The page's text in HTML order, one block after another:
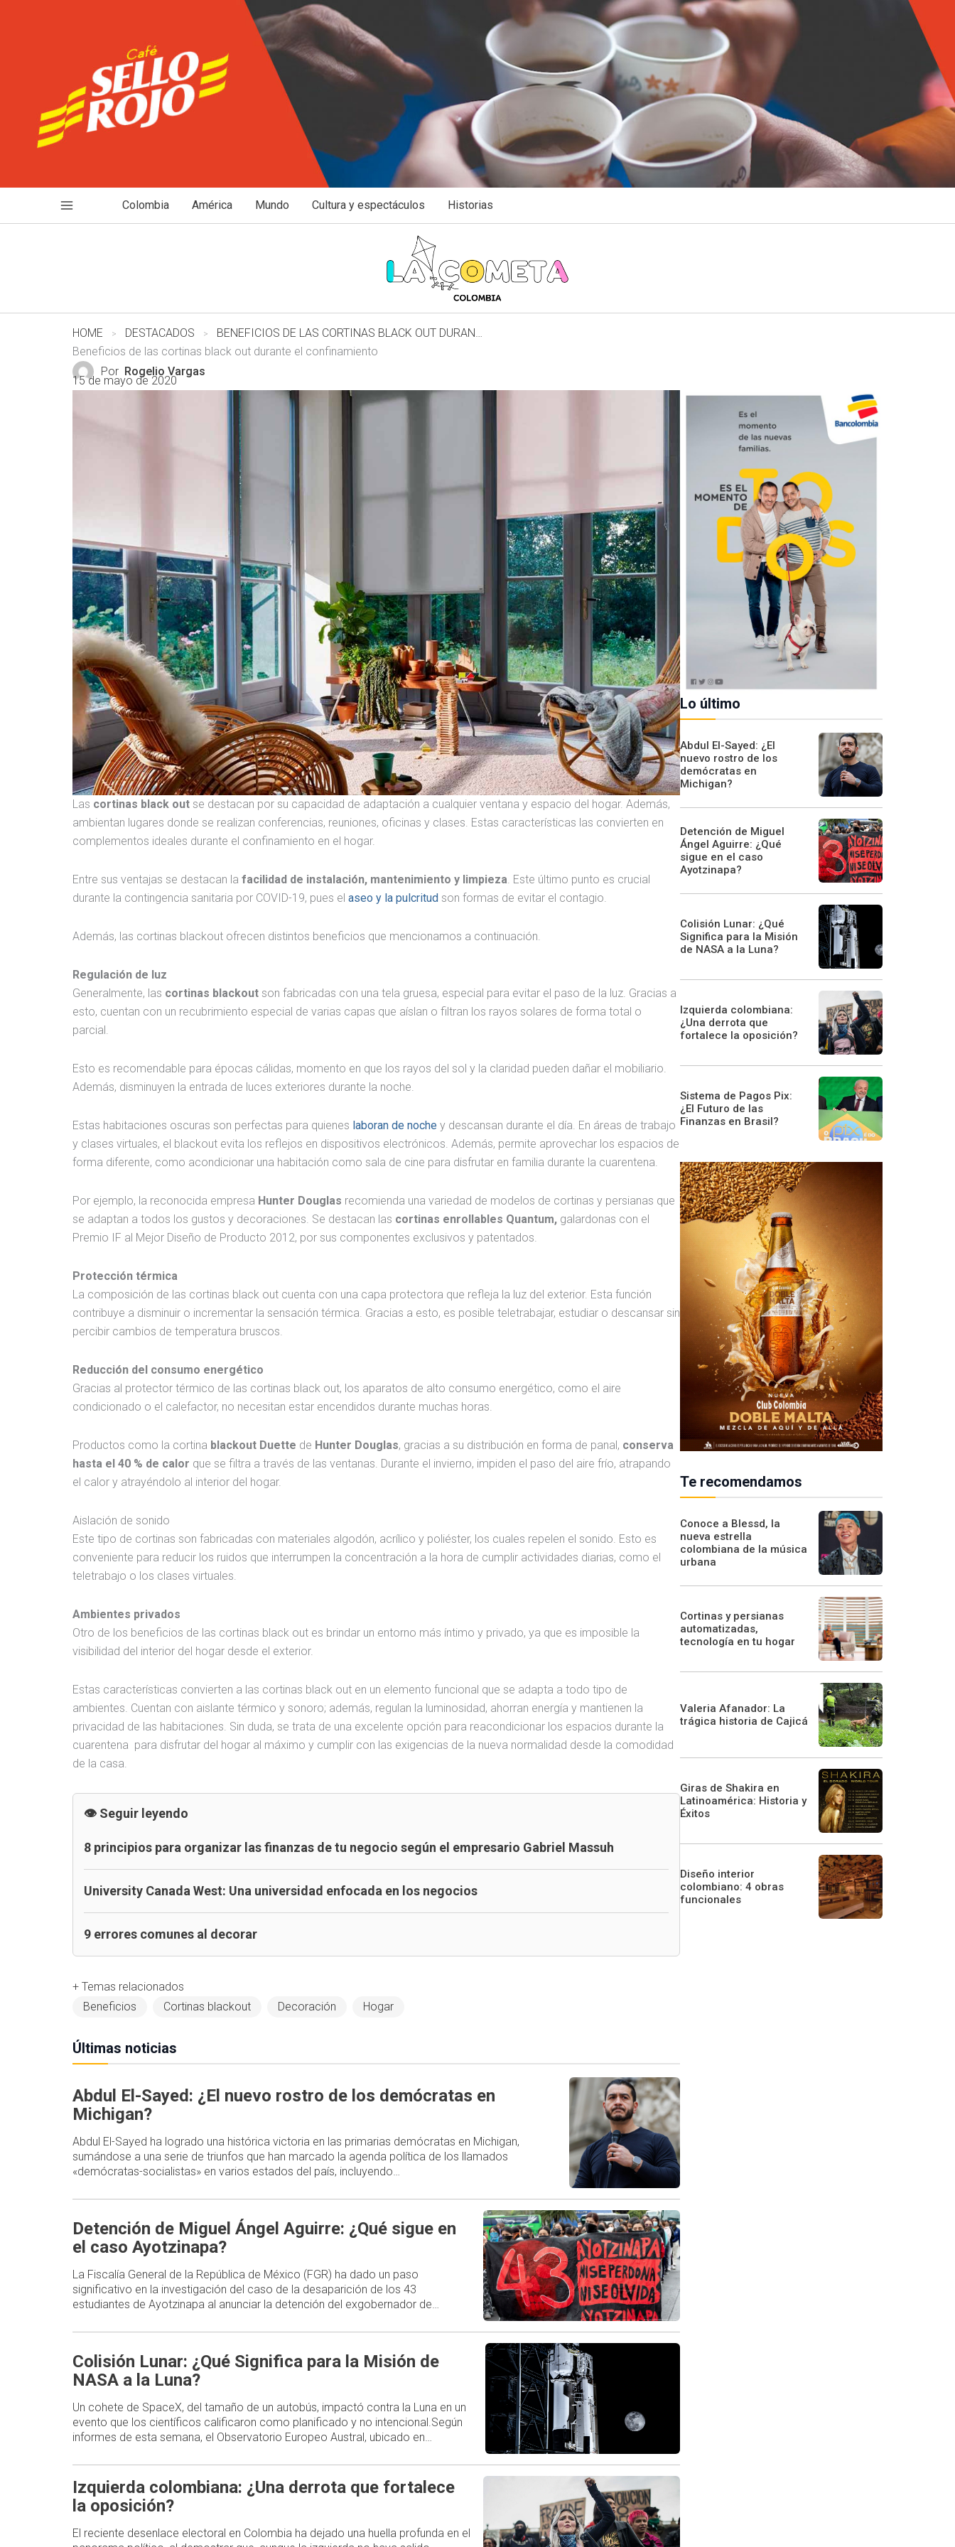
Colombia América Mundo Cultura y espectáculos Historias
HOME DESTACADOS
BENEFICIOS DE LAS CORTINAS BLACK OUT DURANTE EL CONFINAMIENTO
Beneficios de las cortinas black out durante el confinamiento
Por Rogelio Vargas
15 de mayo de 2020
Las cortinas black out se destacan por su capacidad de adaptación a cualquier ventana y espacio del hogar. Además,
ambientan lugares donde se realizan conferencias, reuniones, oficinas y clases. Estas características las convierten en
complementos ideales durante el confinamiento en el hogar.
Entre sus ventajas se destacan la facilidad de instalación, mantenimiento y limpieza. Este último punto es crucial
durante la contingencia sanitaria por COVID-19, pues el aseo y la pulcritud son formas de evitar el contagio.
Además, las cortinas blackout ofrecen distintos beneficios que mencionamos a continuación.
Regulación de luz
Generalmente, las cortinas blackout son fabricadas con una tela gruesa, especial para evitar el paso de la luz. Gracias a
esto, cuentan con un recubrimiento especial de varias capas que aíslan o filtran los rayos solares de forma total o
parcial.
Esto es recomendable para épocas cálidas, momento en que los rayos del sol y la claridad pueden dañar el mobiliario.
Además, disminuyen la entrada de luces exteriores durante la noche.
Estas habitaciones oscuras son perfectas para quienes laboran de noche y descansan durante el día. En áreas de trabajo
y clases virtuales, el blackout evita los reflejos en dispositivos electrónicos. Además, permite aprovechar los espacios de
forma diferente, como acondicionar una habitación como sala de cine para disfrutar en familia durante la cuarentena.
Por ejemplo, la reconocida empresa Hunter Douglas recomienda una variedad de modelos de cortinas y persianas que
se adaptan a todos los gustos y decoraciones. Se destacan las cortinas enrollables Quantum, galardonas con el
Premio IF al Mejor Diseño de Producto 2012, por sus componentes exclusivos y patentados.
Protección térmica
La composición de las cortinas black out cuenta con una capa protectora que refleja la luz del exterior. Esta función
contribuye a disminuir o incrementar la sensación térmica. Gracias a esto, es posible teletrabajar, estudiar o descansar sin
percibir cambios de temperatura bruscos.
Reducción del consumo energético
Gracias al protector térmico de las cortinas black out, los aparatos de alto consumo energético, como el aire
condicionado o el calefactor, no necesitan estar encendidos durante muchas horas.
Productos como la cortina blackout Duette de Hunter Douglas, gracias a su distribución en forma de panal, conserva
hasta el 40 % de calor que se filtra a través de las ventanas. Durante el invierno, impiden el paso del aire frío, atrapando
el calor y atrayéndolo al interior del hogar.
Aislación de sonido
Este tipo de cortinas son fabricadas con materiales algodón, acrílico y poliéster, los cuales repelen el sonido. Esto es
conveniente para reducir los ruidos que interrumpen la concentración a la hora de cumplir actividades diarias, como el
teletrabajo o los clases virtuales.
Ambientes privados
Otro de los beneficios de las cortinas black out es brindar un entorno más íntimo y privado, ya que es imposible la
visibilidad del interior del hogar desde el exterior.
Estas características convierten a las cortinas black out en un elemento funcional que se adapta a todo tipo de
ambientes. Cuentan con aislante térmico y sonoro; además, regulan la luminosidad, ahorran energía y mantienen la
privacidad de las habitaciones. Sin duda, se trata de una excelente opción para reacondicionar los espacios durante la
cuarentena para disfrutar del hogar al máximo y cumplir con las exigencias de la nueva normalidad desde la comodidad
de la casa.
Seguir leyendo
8 principios para organizar las finanzas de tu negocio según el empresario Gabriel Massuh
University Canada West: Una universidad enfocada en los negocios
9 errores comunes al decorar
+ Temas relacionados
Beneficios
Cortinas blackout Decoración Hogar
Últimas noticias
Abdul El-Sayed: ¿El nuevo rostro de los demócratas en
Michigan?
Abdul El-Sayed ha logrado una histórica victoria en las primarias demócratas en Michigan,
sumándose a una serie de triunfos que han marcado la agenda política de los llamados
«demócratas-socialistas» en varios estados del país, incluyendo…
Detención de Miguel Ángel Aguirre: ¿Qué sigue en
el caso Ayotzinapa?
La Fiscalía General de la República de México (FGR) ha dado un paso
significativo en la investigación del caso de la desaparición de los 43
estudiantes de Ayotzinapa al anunciar la detención del exgobernador de…
Colisión Lunar: ¿Qué Significa para la Misión de
NASA a la Luna?
Un cohete de SpaceX, del tamaño de un autobús, impactó contra la Luna en un
evento que los científicos calificaron como planificado y no intencional.Según
informes de esta semana, el Observatorio Europeo Austral, ubicado en…
Izquierda colombiana: ¿Una derrota que fortalece
la oposición?
El reciente desenlace electoral en Colombia ha dejado una huella profunda en el
Lo último
Abdul El-Sayed: ¿El
nuevo rostro de los
demócratas en
Michigan?
Detención de Miguel
Ángel Aguirre: ¿Qué
sigue en el caso
Ayotzinapa?
Colisión Lunar: ¿Qué
Significa para la Misión
de NASA a la Luna?
Izquierda colombiana:
¿Una derrota que
fortalece la oposición?
Sistema de Pagos Pix:
¿El Futuro de las
Finanzas en Brasil?
Te recomendamos
Conoce a Blessd, la
nueva estrella
colombiana de la música
urbana
Cortinas y persianas
automatizadas,
tecnología en tu hogar
Valeria Afanador: La
trágica historia de Cajicá
Giras de Shakira en
Latinoamérica: Historia y
Éxitos
Diseño interior
colombiano: 4 obras
funcionales